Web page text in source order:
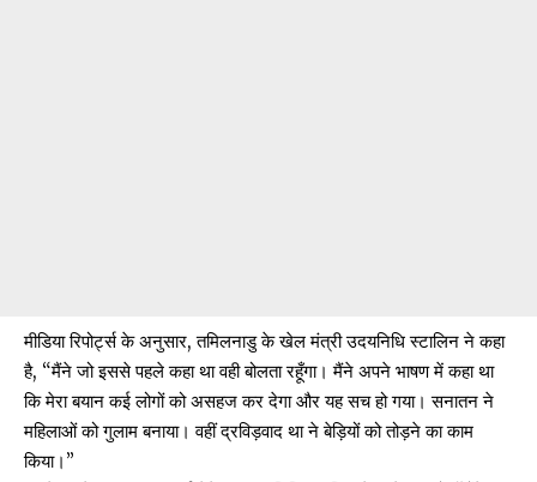
मीडियारिपोर्ट्सके अनुसार, तमिलनाडु के खेल मंत्री उदयनिधि स्टालिन ने कहा
है, “मैंने जो इससे पहले कहा था वही बोलता रहूँगा। मैंने अपने भाषण में कहा था
कि मेरा बयान कई लोगों को असहज कर देगा और यह सच हो गया। सनातन ने
महिलाओं को गुलाम बनाया। वहीं द्रविड़वाद था ने बेड़ियों को तोड़ने का काम
किया।”